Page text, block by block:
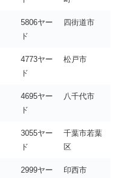
5806ヤー
ド
四街道市
4773ヤー
ド
松戸市
4695ヤー
ド
八千代市
3055ヤー
ド
千葉市若葉
区
2999ヤー
印西市